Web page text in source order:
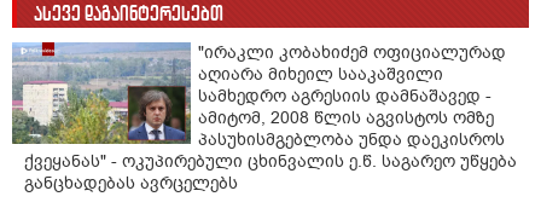
ასევე დაგაინტერესებთ
"ირაკლი კობახიძემ ოფიციალურად
აღიარა მიხეილ სააკაშვილი
სამხედრო აგრესიის დამნაშავედ -
ამიტომ, 2008 წლის აგვისტოს ომზე
პასუხისმგებლობა უნდა დაეკისროს
ქვეყანას" - ოკუპირებული ცხინვალის ე.წ. საგარეო უწყება
განცხადებას ავრცელებს